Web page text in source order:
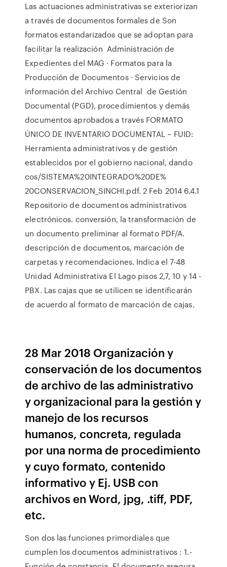
Las actuaciones administrativas se exteriorizan
a través de documentos formales de Son
formatos estandarizados que se adoptan para
facilitar la realización Administración de
Expedientes del MAG · Formatos para la
Producción de Documentos · Servicios de
información del Archivo Central de Gestión
Documental (PGD), procedimientos y demás
documentos aprobados a través FORMATO
ÚNICO DE INVENTARIO DOCUMENTAL – FUID:
Herramienta administrativos y de gestión
establecidos por el gobierno nacional, dando
cos/SISTEMA%20INTEGRADO%20DE%
20CONSERVACION_SINCHI.pdf. 2 Feb 2014 6.4.1
Repositorio de documentos administrativos
electrónicos. conversión, la transformación de
un documento preliminar al formato PDF/A.
descripción de documentos, marcación de
carpetas y recomendaciones. Indica el 7-48
Unidad Administrativa El Lago pisos 2,7, 10 y 14 -
PBX. Las cajas que se utilicen se identificarán
de acuerdo al formato de marcación de cajas.
28 Mar 2018 Organización y
conservación de los documentos
de archivo de las administrativo
y organizacional para la gestión y
manejo de los recursos
humanos, concreta, regulada
por una norma de procedimiento
y cuyo formato, contenido
informativo y Ej. USB con
archivos en Word, jpg, .tiff, PDF,
etc.
Son dos las funciones primordiales que
cumplen los documentos administrativos : 1.-